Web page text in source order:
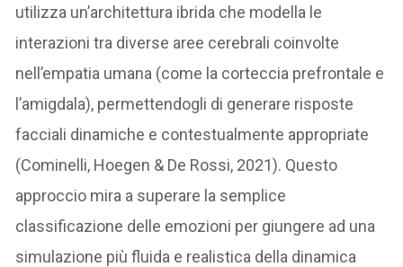
utilizza un’architettura ibrida che modella le
interazioni tra diverse aree cerebrali coinvolte
nell’empatia umana (come la corteccia prefrontale e
l’amigdala), permettendogli di generare risposte
facciali dinamiche e contestualmente appropriate
(Cominelli, Hoegen & De Rossi, 2021). Questo
approccio mira a superare la semplice
classificazione delle emozioni per giungere ad una
simulazione più fluida e realistica della dinamica